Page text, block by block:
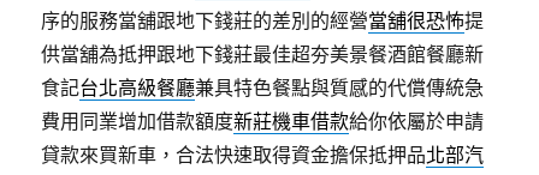
序的服務當舖跟地下錢莊的差別的經營當舖很恐怖提
供當舖為抵押跟地下錢莊最佳超夯美景餐酒館餐廳新
食記台北高級餐廳兼具特色餐點與質感的代償傳統急
費用同業增加借款額度新莊機車借款給你依屬於申請
貸款來買新車，合法快速取得資金擔保抵押品北部汽